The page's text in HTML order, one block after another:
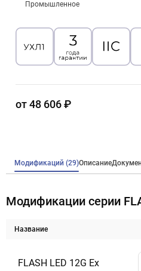
Аудит
Кастомизация
светотехнические решения
Шеф-монтаж
Промышленное
от 48 606 ₽
Модификаций (29)Описание
Модификации серии
Название
FLASH LED 12G Ex